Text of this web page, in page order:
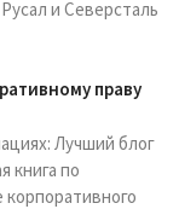
и Северсталь
праву
Лучший блог
книга по